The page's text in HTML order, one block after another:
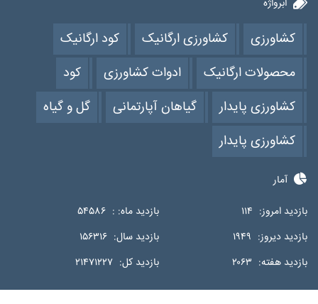
ابرواژه
کشاورزی کشاورزی ارگانیک
کود ارگانیک
محصولات ارگانیک
ادوات کشاورزی
کود
کشاورزی پایدار
گیاهان آپارتمانی
گل و گیاه
کشاورزی پایدار
آمار
بازدید امروز: ۱۱۴ بازدید ماه: : ۵۴۵۸۶
بازدید دیروز: ۱۹۴۹ بازدید سال: ۱۵۶۳۱۶
بازدید هفته: ۲۰۶۳ بازدید کل: ۲۱۴۷۱۲۲۷